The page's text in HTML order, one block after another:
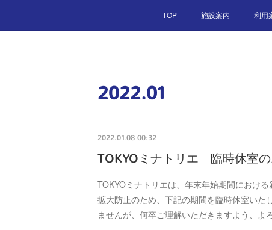
TOP 施設案内 利用
2022.01
2022.01.08 00:32
TOKYOミナトリエ 臨時休室
TOKYOミナトリエは、年末年始期間におけ
拡大防止のため、下記の期間を臨時休室いた
ませんが、何卒ご理解いただきますよう、